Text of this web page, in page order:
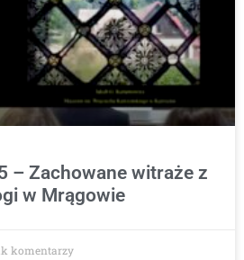
– Zachowane witraże z
w Mrągowie
komentarzy